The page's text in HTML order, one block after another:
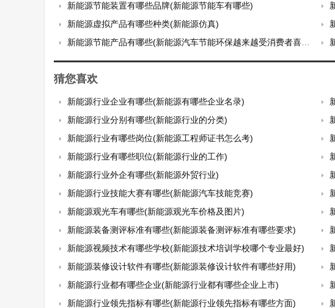
新能源节能装置有哪些品牌(新能源节能车有哪些)
新能源虚拟产品有哪些种类(新能源仿真)
新能源节能产品有哪些(新能源汽车节能环保越来越受消费者喜爱)
猜您喜欢
新能源行业企业有哪些(新能源有哪些企业名录)
新能源行业分别有哪些(新能源行业的分类)
新能源行业有哪些岗位(新能源工程师证书怎么考)
新能源行业有哪些职位(新能源行业的工作)
新能源行业外企有哪些(新能源外贸行业)
新能源行业技能大赛有哪些(新能源汽车技能竞赛)
新能源观光车有哪些(新能源观光车价格及图片)
新能源装备测评标准有哪些(新能源装备测评标准有哪些要求)
新能源视频技术有哪些学校(新能源技术培训学校哪个专业最好)
新能源装修设计软件有哪些(新能源装修设计软件有哪些好用)
新能源行业都有哪些企业(新能源行业都有哪些企业上市)
新能源行业领先指标有哪些(新能源行业领先指标有哪些方面)